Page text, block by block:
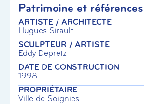
Patrimoine et références
ARTISTE / ARCHITECTE
Hugues Sirault
SCULPTEUR / ARTISTE
Eddy Depretz
DATE DE CONSTRUCTION
1998
PROPRIÉTAIRE
Ville de Soignies